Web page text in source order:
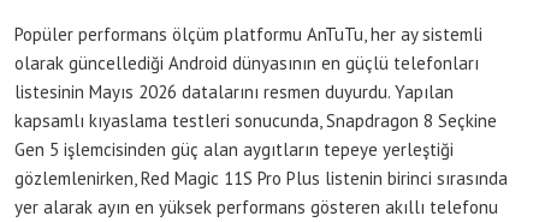
Popüler performans ölçüm platformu AnTuTu, her ay sistemli
olarak güncellediği Android dünyasının en güçlü telefonları
listesinin Mayıs 2026 datalarını resmen duyurdu. Yapılan
kapsamlı kıyaslama testleri sonucunda, Snapdragon 8 Seçkine
Gen 5 işlemcisinden güç alan aygıtların tepeye yerleştiği
gözlemlenirken, Red Magic 11S Pro Plus listenin birinci sırasında
yer alarak ayın en yüksek performans gösteren akıllı telefonu